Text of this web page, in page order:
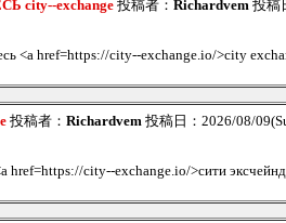
city--exchange投稿者： Richardvem 投稿
<a href=https://city--exchange.io/>city
投稿者： Richardvem 投稿日：2026/08/
href=https://city--exchange.io/>сити